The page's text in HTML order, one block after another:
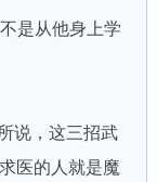
是从他身上学
说，这三招武
医的人就是魔